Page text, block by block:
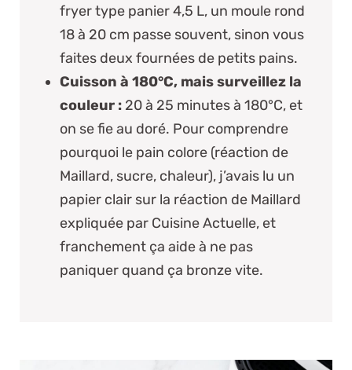
fryer type panier 4,5 L, un moule rond
18 à 20 cm passe souvent, sinon vous
faites deux fournées de petits pains.
Cuisson à 180°C, mais surveillez la
couleur : 20 à 25 minutes à 180°C, et
on se fie au doré. Pour comprendre
pourquoi le pain colore (réaction de
Maillard, sucre, chaleur), j’avais lu un
papier clair sur la réaction de Maillard
expliquée par Cuisine Actuelle, et
franchement ça aide à ne pas
paniquer quand ça bronze vite.